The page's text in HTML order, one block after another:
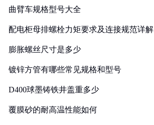
曲臂车规格型号大全
配电柜母排螺栓力矩要求及连接规范详解
膨胀螺丝尺寸是多少
镀锌方管有哪些常见规格和型号
D400球墨铸铁井盖重多少
覆膜砂的耐高温性能如何